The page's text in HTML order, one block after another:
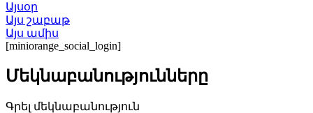
Այսօր
Այս շաբաթ
Այս ամիս
[miniorange_social_login]
Մեկնաբանությունները
Գրել մեկնաբանություն